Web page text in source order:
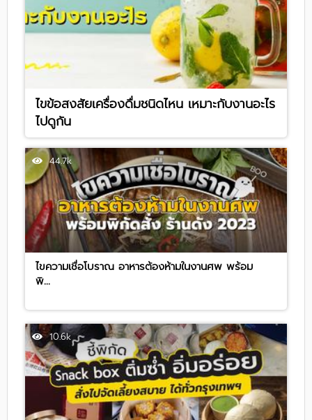
ไขข้อสงสัยเครื่องดื่มชนิดไหน เหมาะกับงานอะไร
ไปดูกัน
44.7k
ไขความเชื่อโบราณ อาหารต้องห้ามในงานศพ พร้อม
พิ...
10.6k